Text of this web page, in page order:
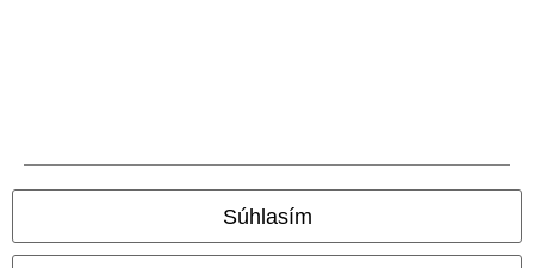
Súhlasím
Ochrana osobných údajov
Likvidácia odpadu a ochrana životného prostredia